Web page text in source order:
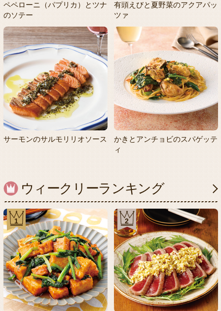
ペペローニ（パプリカ）とツナ
のソテー
有頭えびと夏野菜のアクアパッ
ツァ
サーモンのサルモリリオソース
かきとアンチョビのスパゲッテ
ィ
ウィークリーランキング
1 2